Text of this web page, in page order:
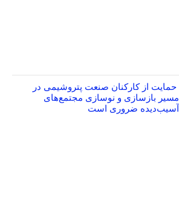
حمایت از کارکنان صنعت پتروشیمی در
مسیر بازسازی و نوسازی مجتمع‌های
آسیب‌دیده ضروری است